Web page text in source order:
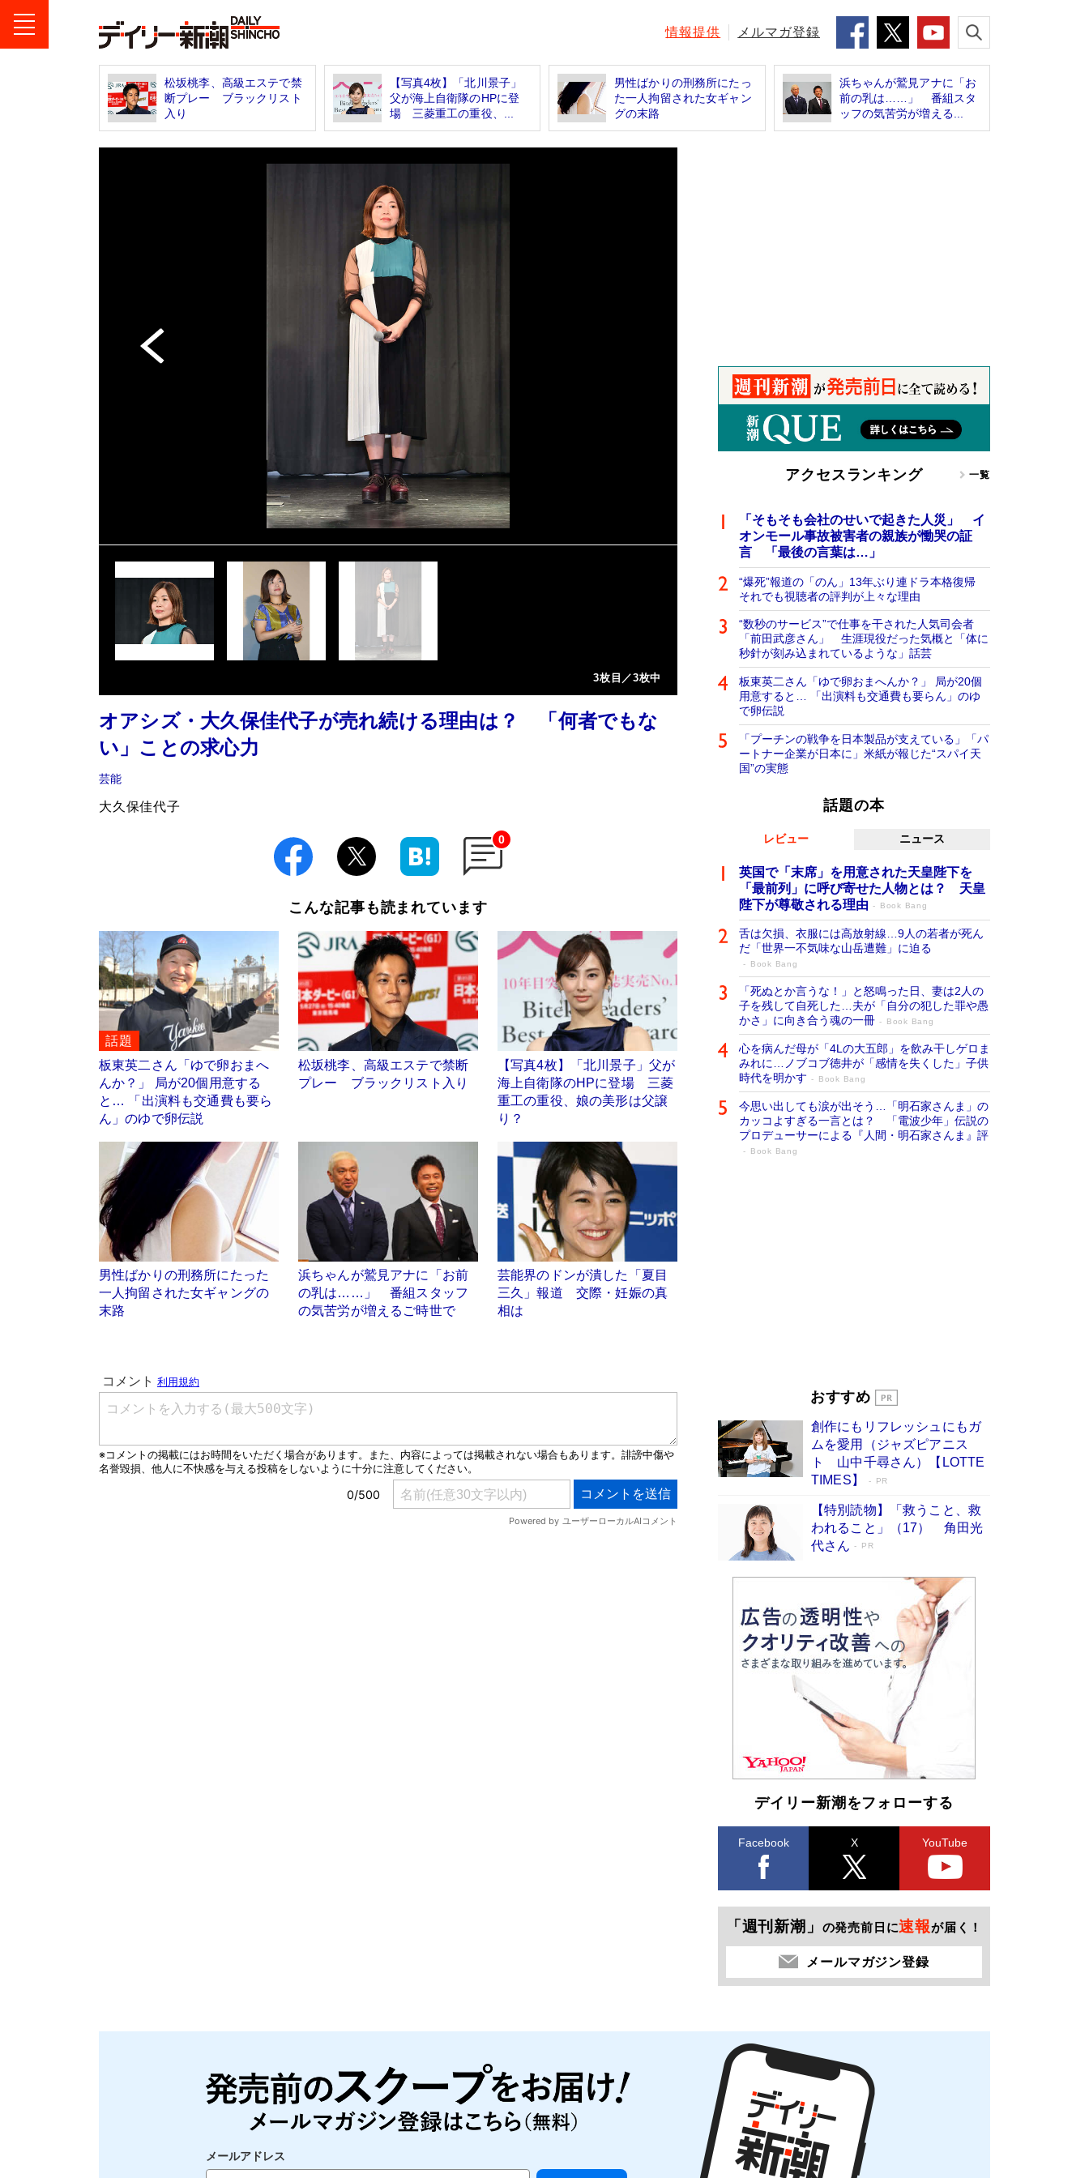
情報提供 メルマガ登録
松坂桃李、高級エステで禁
断プレー ブラックリスト
入り
【写真4枚】「北川景子」
父が海上自衛隊のHPに登
場 三菱重工の重役、...
男性ばかりの刑務所にたっ
た一人拘留された女ギャン
グの末路
浜ちゃんが鷲見アナに「お
前の乳は……」 番組スタ
ッフの気苦労が増える...
3枚目／3枚中
オアシズ・大久保佳代子が売れ続ける理由は？ 「何者でもな
い」ことの求心力
芸能
大久保佳代子
0
こんな記事も読まれています
話題
板東英二さん「ゆで卵おまへ
んか？」 局が20個用意する
と… 「出演料も交通費も要ら
ん」のゆで卵伝説
松坂桃李、高級エステで禁断
プレー ブラックリスト入り
【写真4枚】「北川景子」父が
海上自衛隊のHPに登場 三菱
重工の重役、娘の美形は父譲
り？
男性ばかりの刑務所にたった
一人拘留された女ギャングの
末路
浜ちゃんが鷲見アナに「お前
の乳は……」 番組スタッフ
の気苦労が増えるご時世で
芸能界のドンが潰した「夏目
三久」報道 交際・妊娠の真
相は
アクセスランキング 一覧
「そもそも会社のせいで起きた人災」 イ
オンモール事故被害者の親族が慟哭の証
言 「最後の言葉は…」
“爆死”報道の「のん」13年ぶり連ドラ本格復帰
それでも視聴者の評判が上々な理由
“数秒のサービス”で仕事を干された人気司会者
「前田武彦さん」 生涯現役だった気概と「体に
秒針が刻み込まれているような」話芸
板東英二さん「ゆで卵おまへんか？」 局が20個
用意すると… 「出演料も交通費も要らん」のゆ
で卵伝説
「プーチンの戦争を日本製品が支えている」「パ
ートナー企業が日本に」米紙が報じた“スパイ天
国”の実態
話題の本
レビュー ニュース
英国で「末席」を用意された天皇陛下を
「最前列」に呼び寄せた人物とは？ 天皇
陛下が尊敬される理由
Book Bang
舌は欠損、衣服には高放射線…9人の若者が死ん
だ「世界一不気味な山岳遭難」に迫る
Book Bang
「死ぬとか言うな！」と怒鳴った日、妻は2人の
子を残して自死した…夫が「自分の犯した罪や愚
かさ」に向き合う魂の一冊
Book Bang
心を病んだ母が「4Lの大五郎」を飲み干しゲロま
みれに…ノブコブ徳井が「感情を失くした」子供
時代を明かす
Book Bang
今思い出しても涙が出そう…「明石家さんま」の
カッコよすぎる一言とは？ 「電波少年」伝説の
プロデューサーによる『人間・明石家さんま』評
Book Bang
俳優・高嶋政伸が家族に教わった“人を育てるコ
東野圭吾、伊坂幸太郎の人気シリーズ最新作どち
らも文庫化 映画化された直木賞受賞作もランク
イン［文庫ベストセラー］
Book Bang
おすすめ
創作にもリフレッシュにもガ
ムを愛用（ジャズピアニス
ト 山中千尋さん）【LOTTE
TIMES】
PR
【特別読物】「救うこと、救
われること」（17） 角田光
代さん
PR
デイリー新潮をフォローする
Facebook X YouTube
「週刊新潮」 の発売前日に速報が届く！
メールマガジン登録
メールアドレス